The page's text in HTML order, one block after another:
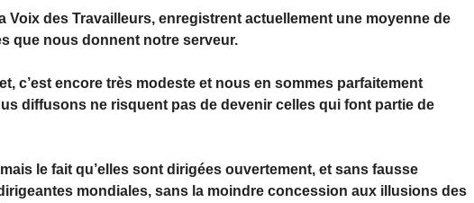
Voix des Travailleurs, enregistrent actuellement une moyenne de
que nous donnent notre serveur.
c’est encore très modeste et nous en sommes parfaitement
diffusons ne risquent pas de devenir celles qui font partie de
le fait qu’elles sont dirigées ouvertement, et sans fausse
mondiales, sans la moindre concession aux illusions des